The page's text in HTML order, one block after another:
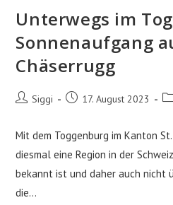
Unterwegs im
Sonnenaufgang
Chäserrugg
Beitrags-
Siggi
Beitrag17. August 2023
Mit dem Toggenburg im Kanton
diesmal eine Region in der
bekannt ist und daher auch nicht
die…